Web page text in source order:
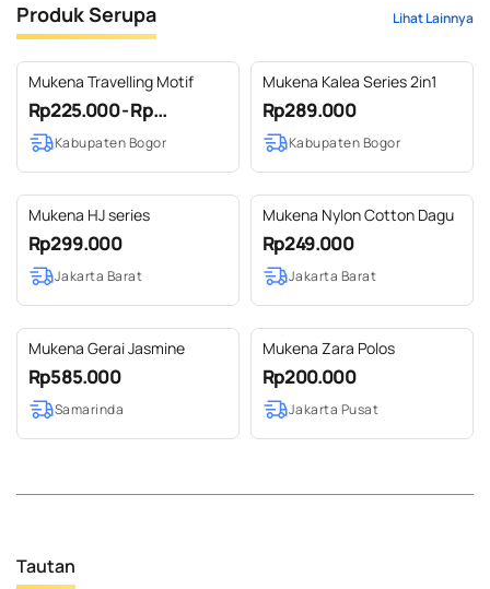
Produk Serupa Lihat Lainnya
Mukena Travelling Motif
Rp225.000 - Rp...
Kabupaten Bogor
Mukena Kalea Series 2in1
Rp289.000
Kabupaten Bogor
Mukena HJ series
Rp299.000
Jakarta Barat
Mukena Nylon Cotton Dagu
Rp249.000
Jakarta Barat
Mukena Gerai Jasmine
Rp585.000
Samarinda
Mukena Zara Polos
Rp200.000
Jakarta Pusat
Tautan